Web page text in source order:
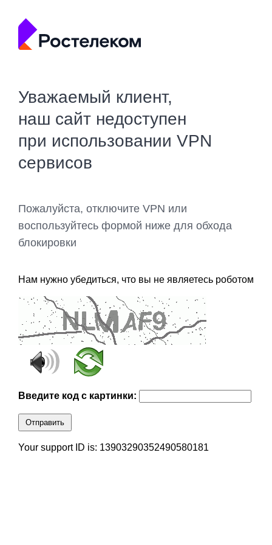
Уважаемый клиент,
наш сайт недоступен
при использовании VPN
сервисов
Пожалуйста, отключите VPN или
воспользуйтесь формой ниже для обхода
блокировки
Нам нужно убедиться, что вы не являетесь роботом
Введите код с картинки:
Отправить
Your support ID is: 13903290352490580181